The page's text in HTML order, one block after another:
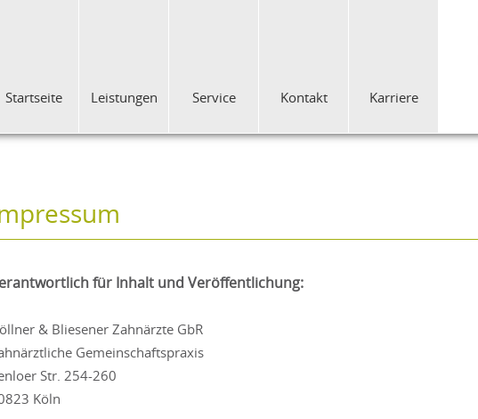
Startseite Leistungen Service Kontakt Karriere
für Inhalt und Veröffentlichung:
& Bliesener Zahnärzte GbR
Gemeinschaftspraxis
Str. 254-260
Köln